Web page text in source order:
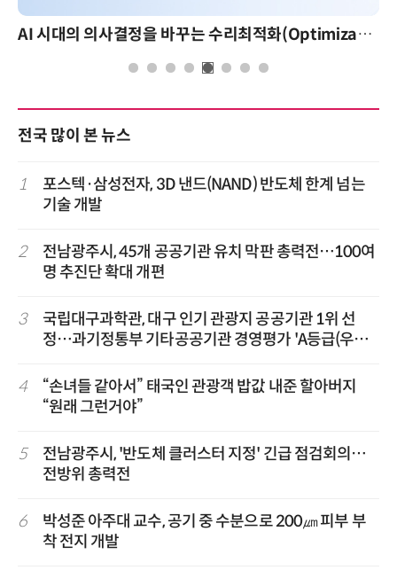
AI 시대의 의사결정을 바꾸는 수리최적화(Optimization): 실제 산업 적용 사례와 활용 전략
전국 많이 본 뉴스
1
포스텍·삼성전자, 3D 낸드(NAND) 반도체 한계 넘는
기술 개발
2
전남광주시, 45개 공공기관 유치 막판 총력전…100여
명 추진단 확대 개편
3
국립대구과학관, 대구 인기 관광지 공공기관 1위 선
정…과기정통부 기타공공기관 경영평가 'A등급(우수)'
4
“손녀들 같아서” 태국인 관광객 밥값 내준 할아버지
“원래 그런거야”
5
전남광주시, '반도체 클러스터 지정' 긴급 점검회의…
전방위 총력전
6
박성준 아주대 교수, 공기 중 수분으로 200㎛ 피부 부
착 전지 개발